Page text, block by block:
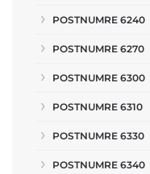
POSTNUMRE 6240
POSTNUMRE 6270
POSTNUMRE 6300
POSTNUMRE 6310
POSTNUMRE 6330
POSTNUMRE 6340